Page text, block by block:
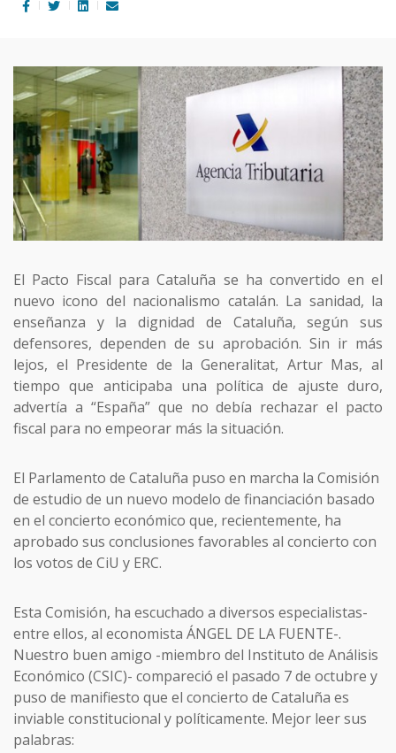
El Pacto Fiscal para Cataluña se ha convertido en el
nuevo icono del nacionalismo catalán. La sanidad, la
enseñanza y la dignidad de Cataluña, según sus
defensores, dependen de su aprobación. Sin ir más
lejos, el Presidente de la Generalitat, Artur Mas, al
tiempo que anticipaba una política de ajuste duro,
advertía a “España” que no debía rechazar el pacto
fiscal para no empeorar más la situación.
El Parlamento de Cataluña puso en marcha la Comisión
de estudio de un nuevo modelo de financiación basado
en el concierto económico que, recientemente, ha
aprobado sus conclusiones favorables al concierto con
los votos de CiU y ERC.
Esta Comisión, ha escuchado a diversos especialistas-
entre ellos, al economista ÁNGEL DE LA FUENTE-.
Nuestro buen amigo -miembro del Instituto de Análisis
Económico (CSIC)- compareció el pasado 7 de octubre y
puso de manifiesto que el concierto de Cataluña es
inviable constitucional y políticamente. Mejor leer sus
palabras: